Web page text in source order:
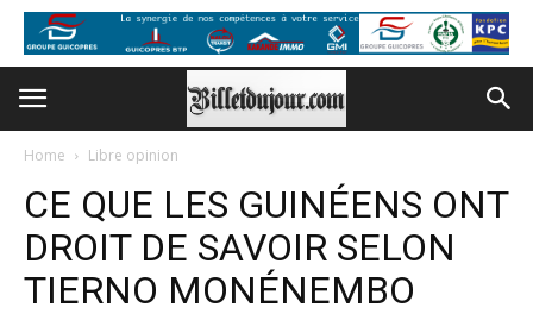
Home Libre opinion
CE QUE LES GUINÉENS ONT
DROIT DE SAVOIR SELON
TIERNO MONÉNEMBO